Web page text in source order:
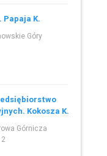
Papaja K.
Góry
Kokosza K.
Górnicza